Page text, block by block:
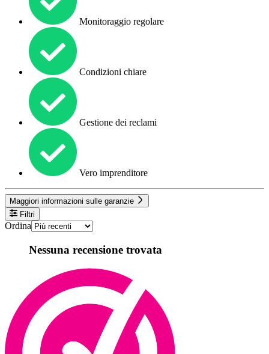
Monitoraggio regolare
Condizioni chiare
Gestione dei reclami
Vero imprenditore
Maggiori informazioni sulle garanzie
Filtri
Ordina
Nessuna recensione trovata